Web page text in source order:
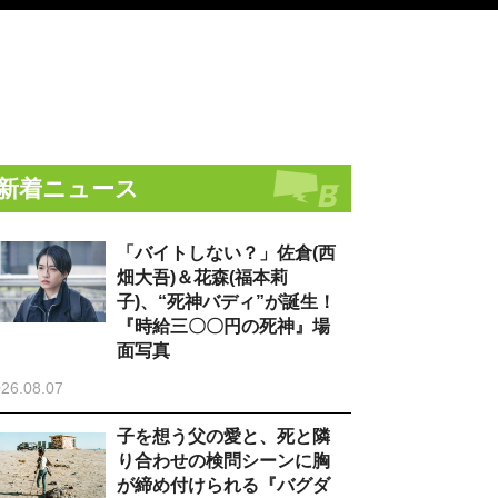
着ニュース
「バイトしない？」佐倉(西
畑大吾)＆花森(福本莉
子)、“死神バディ”が誕生！
『時給三〇〇円の死神』場
面写真
子を想う父の愛と、死と隣
り合わせの検問シーンに胸
が締め付けられる『バグダ